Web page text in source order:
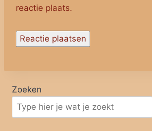
reactie plaats.
Zoeken